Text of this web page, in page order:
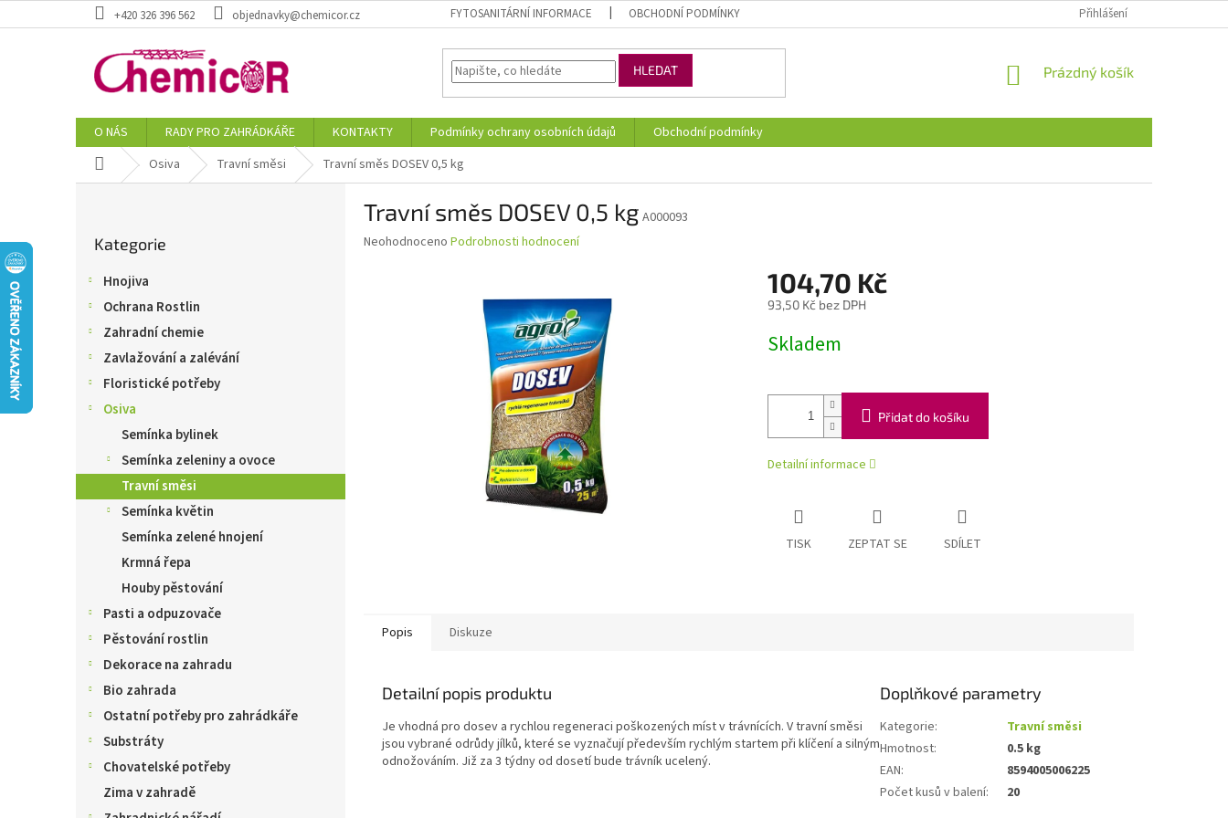
na
+420 326 396 562 objednavky@chemicor.cz FYTOSANITÁRNÍ INFORMACE OBCHODNÍ PODMÍNKY Přihlášení
HLEDAT
NÁKUPNÍ
Prázdný košík
O NÁS RADY PRO ZAHRÁDKÁŘE KONTAKTY Podmínky ochrany osobních údajů
Obchodní podmínky
Domů Osiva Travní směsi Travní směs DOSEV 0,5 kg
kategorie
Kategorie
Hnojiva
Ochrana Rostlin
Zahradní chemie
Zavlažování a zalévání
Floristické potřeby
Osiva
Semínka bylinek
Semínka zeleniny a ovoce
Travní směsi
Semínka květin
Semínka zelené hnojení
Krmná řepa
Houby pěstování
Pasti a odpuzovače
Pěstování rostlin
Dekorace na zahradu
Bio zahrada
Ostatní potřeby pro zahrádkáře
Substráty
Chovatelské potřeby
Zima v zahradě
Travní směs DOSEV 0,5 kg A000093
Průměrné
Neohodnoceno Podrobnosti hodnocení
104,70 Kč
93,50 Kč bez DPH
cena:
Skladem
Přidat do košíku
Detailní informace
TISK ZEPTAT SE SDÍLET
Popis Diskuze
Detailní popis produktu
Je vhodná pro dosev a rychlou regeneraci poškozených míst v trávnících. V travní směsi
jsou vybrané odrůdy jílků, které se vyznačují především rychlým startem při klíčení a silným
odnožováním. Již za 3 týdny od dosetí bude trávník ucelený.
Doplňkové parametry
Kategorie:
Travní směsi
Hmotnost:
0.5 kg
EAN:
8594005006225
Počet kusů v balení: 20